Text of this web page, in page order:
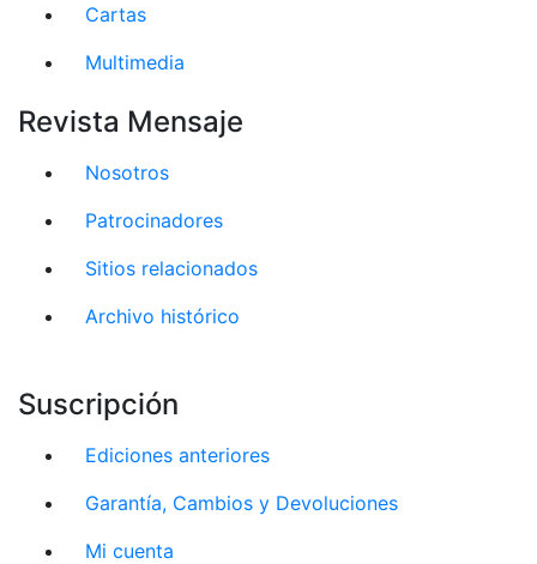
Cartas
Multimedia
Revista Mensaje
Nosotros
Patrocinadores
Sitios relacionados
Archivo histórico
Suscripción
Ediciones anteriores
Garantía, Cambios y Devoluciones
Mi cuenta